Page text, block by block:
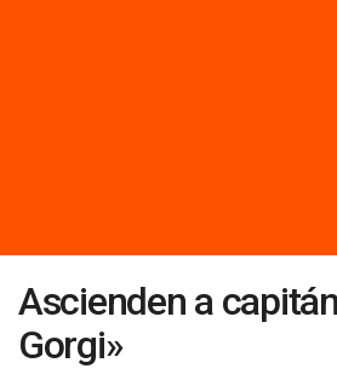
Ascienden a
Gorgi»